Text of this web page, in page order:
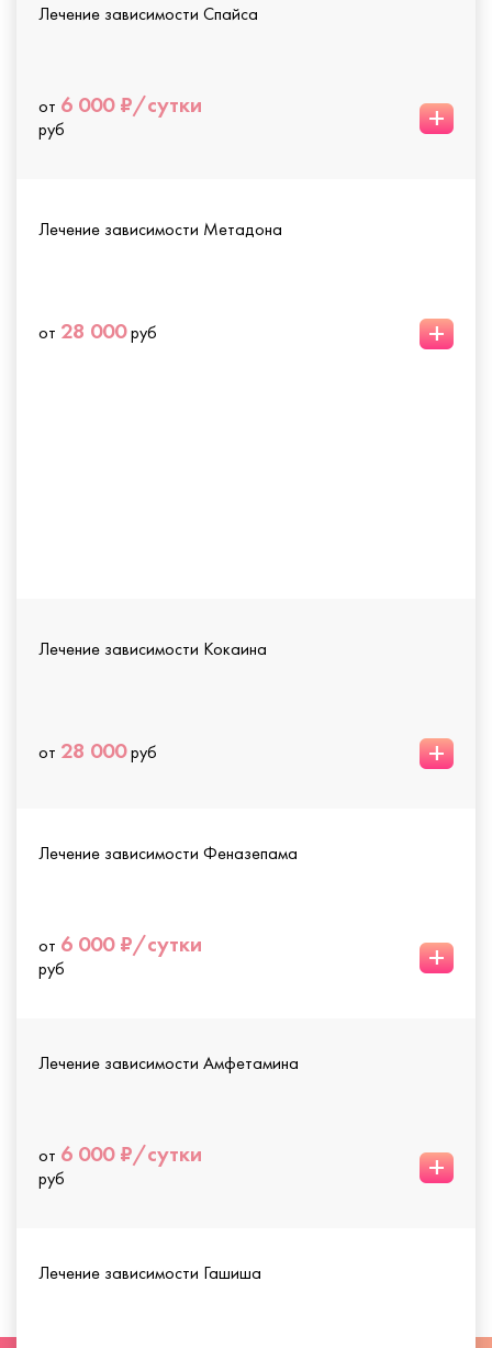
Лечение зависимости Спайса
от 6 000 ₽/сутки
руб +
Лечение зависимости Метадона
от 28 000руб +
Лечение зависимости Кокаина
от 28 000руб +
Лечение зависимости Феназепама
от 6 000 ₽/сутки
руб +
Лечение зависимости Амфетамина
от 6 000 ₽/сутки
руб +
Лечение зависимости Гашиша